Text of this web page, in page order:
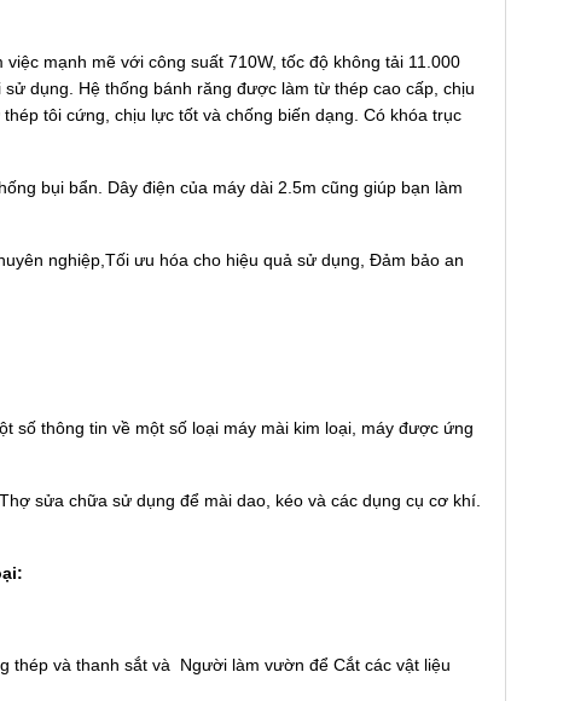
mạnh mẽ với công suất 710W, tốc độ không tải 11.000
dụng. Hệ thống bánh răng được làm từ thép cao cấp, chịu
tôi cứng, chịu lực tốt và chống biến dạng. Có khóa trục
bụi bẩn. Dây điện của máy dài 2.5m cũng giúp bạn làm
nghiệp,Tối ưu hóa cho hiệu quả sử dụng, Đảm bảo an
số thông tin về một số loại máy mài kim loại, máy được ứng
sửa chữa sử dụng để mài dao, kéo và các dụng cụ cơ khí.
thép và thanh sắt và Người làm vườn để Cắt các vật liệu